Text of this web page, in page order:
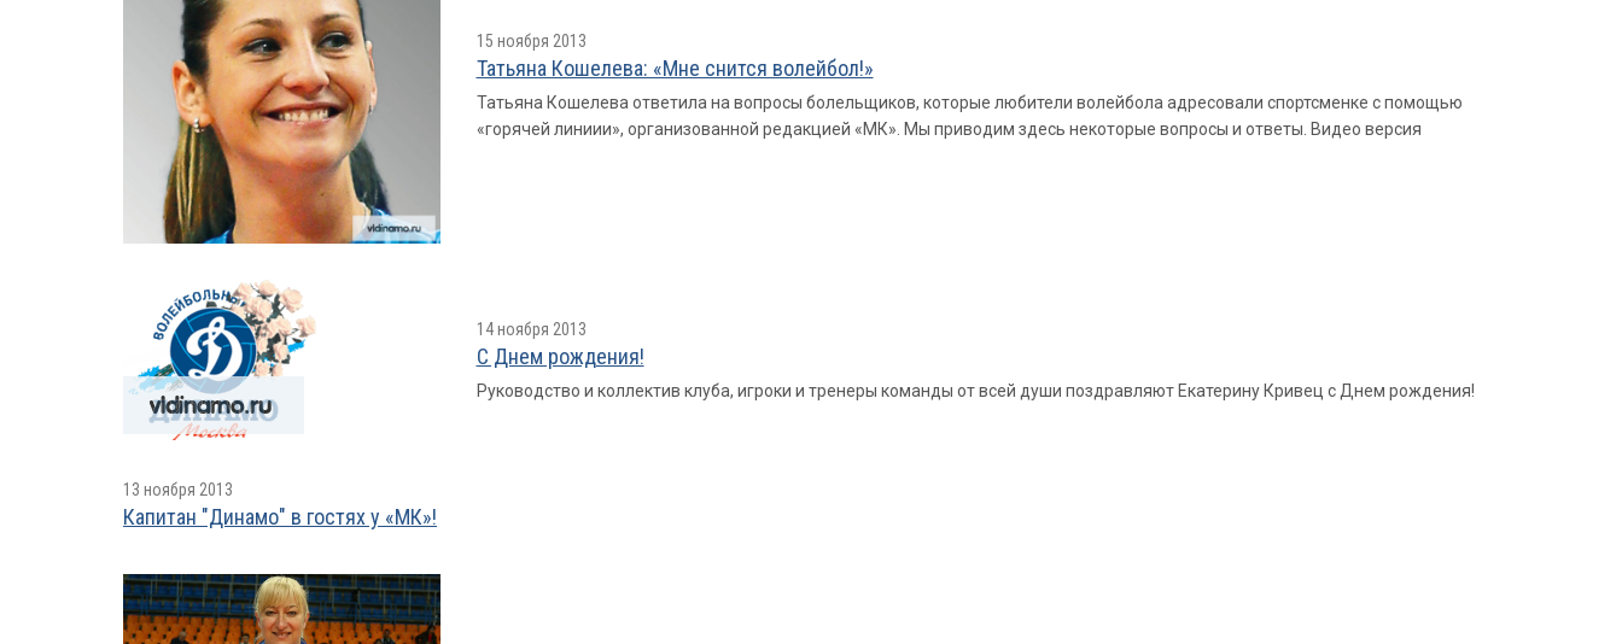
15 ноября 2013
Татьяна Кошелева: «Мне снится волейбол!»
Татьяна Кошелева ответила на вопросы болельщиков, которые любители волейбола адресовали спортсменке с помощью
«горячей линиии», организованной редакцией «МК». Мы приводим здесь некоторые вопросы и ответы. Видео версия
14 ноября 2013
С Днем рождения!
Руководство и коллектив клуба, игроки и тренеры команды от всей души поздравляют Екатерину Кривец с Днем рождения!
13 ноября 2013
Капитан "Динамо" в гостях у «МК»!